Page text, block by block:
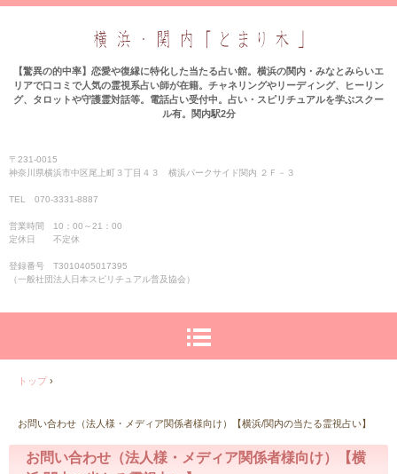
【驚異の的中率】恋愛や復縁に特化した当たる占い館。横浜の関内・みなとみらいエ
リアで口コミで人気の霊視系占い師が在籍。チャネリングやリーディング、ヒーリン
グ、タロットや守護霊対話等。電話占い受付中。占い・スピリチュアルを学ぶスクー
ル有。関内駅2分
〒231-0015
神奈川県横浜市中区尾上町３丁目４３ 横浜パークサイド関内 ２Ｆ－３
TEL 070-3331‐8887
営業時間 10：00～21：00
定休日 不定休
登録番号 T3010405017395
（一般社団法人日本スピリチュアル普及協会）
トップ ›
お問い合わせ（法人様・メディア関係者様向け）【横浜/関内の当たる霊視占い】
お問い合わせ（法人様・メディア関係者様向け）【横